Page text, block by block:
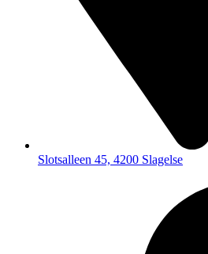
Slotsalleen 45, 4200 Slagelse